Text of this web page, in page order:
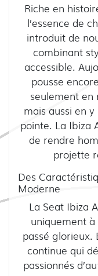
Riche en
l’essence de
introduit de
combinant
accessible.
pousse
seulement en
mais aussi en
pointe. La Ibiza
de rendre
projette
Des
Moderne
La Seat Ibiza
uniquement
passé glorieux.
continue qui
passionnés